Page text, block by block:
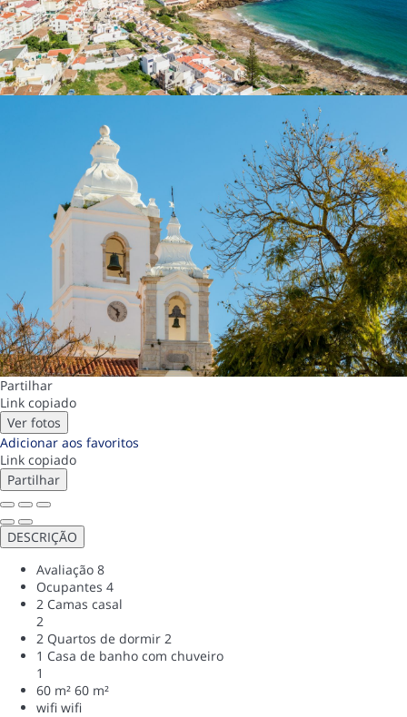
Partilhar
Link copiado
Ver fotos
Adicionar aos favoritos
Link copiado
Partilhar
DESCRIÇÃO
Avaliação 8
Ocupantes 4
2 Camas casal
2
2 Quartos de dormir 2
1 Casa de banho com chuveiro
1
60 m² 60 m²
wifi wifi